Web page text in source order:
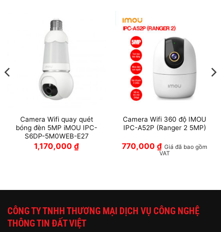
Camera Wifi quay quét
bóng đèn 5MP iMOU IPC-
S6DP-5M0WEB-E27
1,170,000 ₫
Camera Wifi 360 độ IMOU
IPC-A52P (Ranger 2 5MP)
770,000 ₫ Giá đã bao gồm
VAT
CÔNG TY TNHH THƯƠNG MẠI DỊCH VỤ CÔNG NGHỆ
THÔNG TIN ĐẤT VIỆT